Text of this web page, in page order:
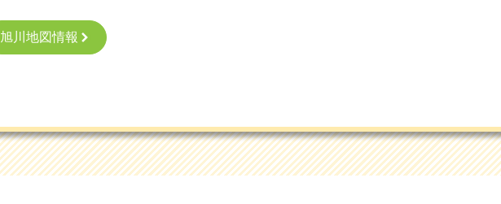
旭川地図情報